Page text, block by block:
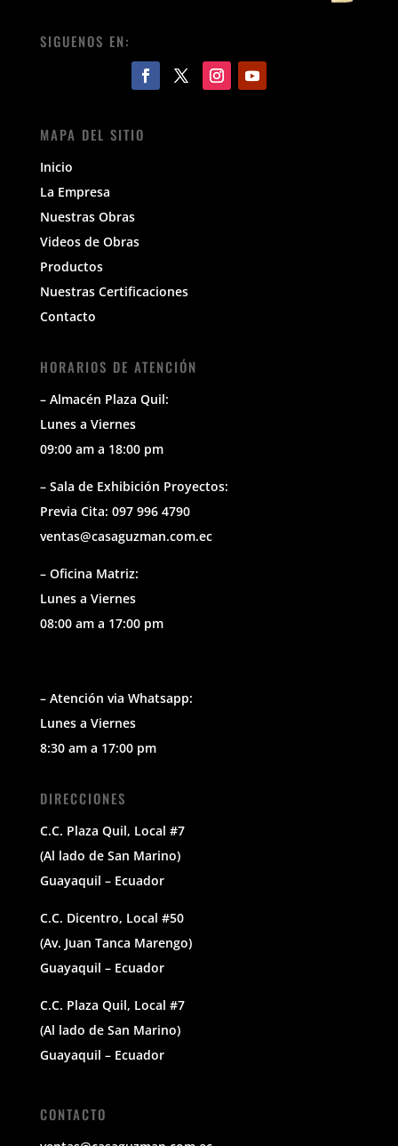
SIGUENOS EN:
MAPA DEL SITIO
Inicio
La Empresa
Nuestras Obras
Videos de Obras
Productos
Nuestras Certificaciones
Contacto
HORARIOS DE ATENCIÓN
– Almacén Plaza Quil:
Lunes a Viernes
09:00 am a 18:00 pm
– Sala de Exhibición Proyectos:
Previa Cita: 097 996 4790
ventas@casaguzman.com.ec
– Oficina Matriz:
Lunes a Viernes
08:00 am a 17:00 pm
– Atención via Whatsapp:
Lunes a Viernes
8:30 am a 17:00 pm
DIRECCIONES
C.C. Plaza Quil, Local #7
(Al lado de San Marino)
Guayaquil – Ecuador
C.C. Dicentro, Local #50
(Av. Juan Tanca Marengo)
Guayaquil – Ecuador
C.C. Plaza Quil, Local #7
(Al lado de San Marino)
Guayaquil – Ecuador
CONTACTO